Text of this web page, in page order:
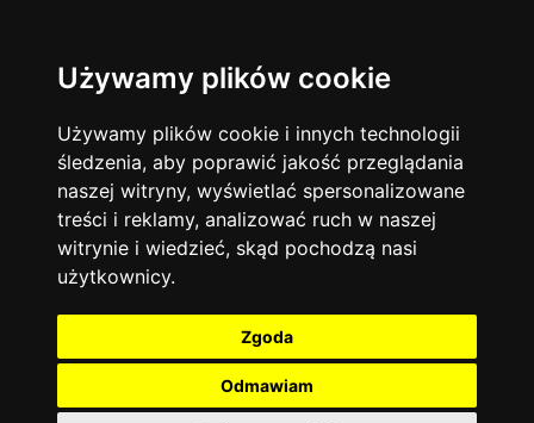
Używamy plików cookie
Używamy plików cookie i innych technologii
śledzenia, aby poprawić jakość przeglądania
naszej witryny, wyświetlać spersonalizowane
treści i reklamy, analizować ruch w naszej
witrynie i wiedzieć, skąd pochodzą nasi
użytkownicy.
Zgoda
Odmawiam
Język angielski 13744
Matematyka 12928
Chemia 4886
Język niemiecki 4307
Język polski 3426
Fizyka
Język francuski
Warszawa
Korepetycje
Online
14837
Kraków 7753
Wrocław
Łódź 3512
Gdańsk 2075
zakres dni
Wtorek
Środa
Czwartek
Piątek
Sobota
Niedziela
więcej filtrów Filtruj